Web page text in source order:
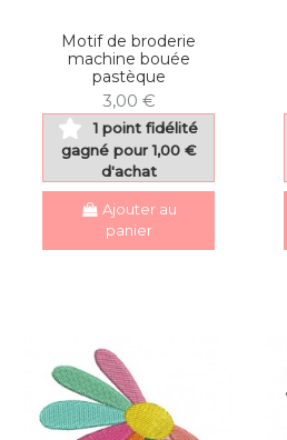
Motif de broderie
machine bouée
pastèque
3,00 €
1 point fidélité
gagné pour 1,00 €
d'achat
Ajouter au
panier